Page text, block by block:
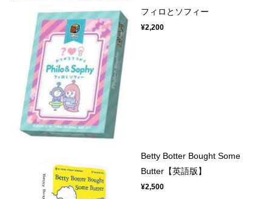
フィロとソフィー
¥2,200
Betty Botter Bought Some
Butter【英語版】
¥2,500